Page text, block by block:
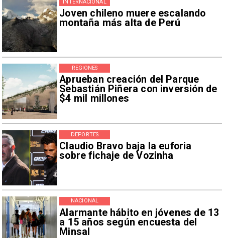
Joven chileno muere escalando
montaña más alta de Perú
INTERNACIONAL
Aprueban creación del Parque
Sebastián Piñera con inversión de
$4 mil millones
REGIONES
Claudio Bravo baja la euforia
sobre fichaje de Vozinha
DEPORTES
Alarmante hábito en jóvenes de 13
a 15 años según encuesta del
Minsal
NACIONAL